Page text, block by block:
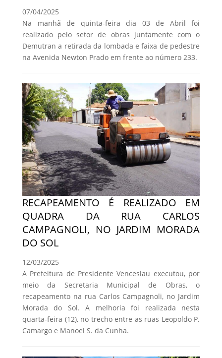
07/04/2025
Na manhã de quinta-feira dia 03 de Abril foi
realizado pelo setor de obras juntamente com o
Demutran a retirada da lombada e faixa de pedestre
na Avenida Newton Prado em frente ao número 233.
RECAPEAMENTO É REALIZADO EM
QUADRA DA RUA CARLOS
CAMPAGNOLI, NO JARDIM MORADA
DO SOL
12/03/2025
A Prefeitura de Presidente Venceslau executou, por
meio da Secretaria Municipal de Obras, o
recapeamento na rua Carlos Campagnoli, no Jardim
Morada do Sol. A melhoria foi realizada nesta
quarta-feira (12), no trecho entre as ruas Leopoldo P.
Camargo e Manoel S. da Cunha.